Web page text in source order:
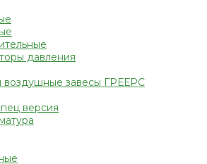
давления
воздушные завесы ГРЕЕРС
версия